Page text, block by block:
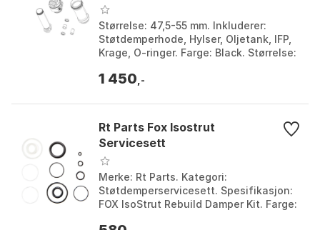
Størrelse: 47,5-55 mm. Inkluderer:
Støtdemperhode, Hylser, Oljetank, IFP,
Krage, O-ringer. Farge: Black. Størrelse:
1 450 ,-
Rt Parts Fox Isostrut
Servicesett
Merke: Rt Parts. Kategori:
Støtdemperservicesett. Spesifikasjon:
FOX IsoStrut Rebuild Damper Kit. Farge: